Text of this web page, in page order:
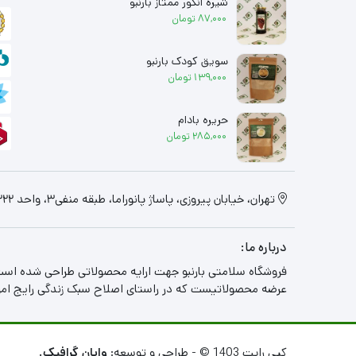
87,000تومان
سویق کودک بارنبو
139,000 تومان
حریره بادام
285,000 تومان
تهران، خیابان پیروزی، پاساژ پانوراما، طبقه منفی3، واحد 322
درباره ما:
فروشگاه سلامتی بارنبو جهت ارایه محصولاتی طراحی شده
عرضه محصولاتیست که در راستای اصلاح سبک زندگی رایج
کپی رایت 1403 © - طراحی و توسعه: وایان گرافیک.